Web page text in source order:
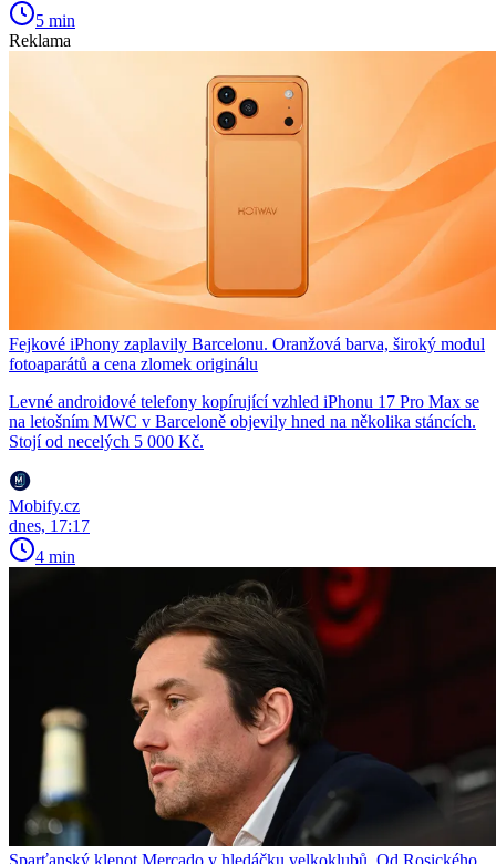
5 min
Reklama
Fejkové iPhony zaplavily Barcelonu. Oranžová barva, široký modul
fotoaparátů a cena zlomek originálu
Levné androidové telefony kopírující vzhled iPhonu 17 Pro Max se
na letošním MWC v Barceloně objevily hned na několika stáncích.
Stojí od necelých 5 000 Kč.
Mobify.cz
dnes, 17:17
4 min
Sparťanský klenot Mercado v hledáčku velkoklubů. Od Rosického